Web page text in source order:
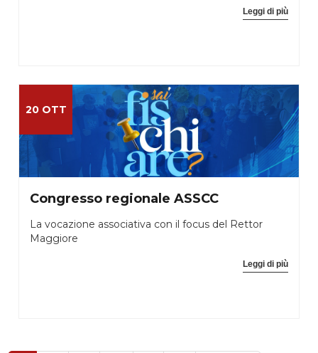
Leggi di più
20 OTT
Congresso regionale ASSCC
La vocazione associativa con il focus del Rettor
Maggiore
Leggi di più